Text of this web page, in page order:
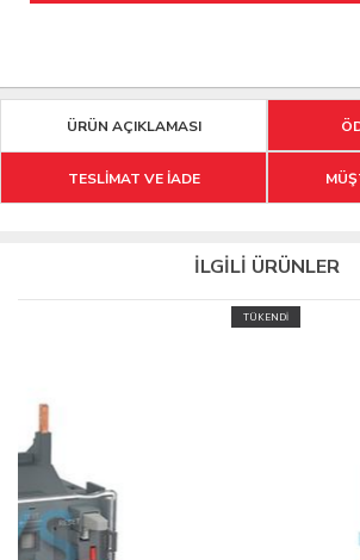
ÜRÜN AÇIKLAMASI
TESLİMAT VE İADE
İLGİLİ ÜRÜNLER